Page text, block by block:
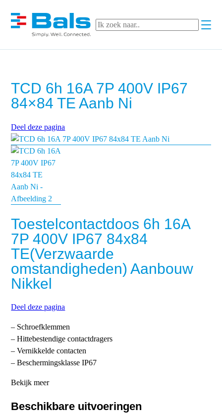
When
TCD 6h 16A 7P 400V IP67
84×84 TE Aanb Ni
Deel deze pagina
Toestelcontactdoos 6h 16A
7P 400V IP67 84x84
TE(Verzwaarde
omstandigheden) Aanbouw
Nikkel
Deel deze pagina
– Schroefklemmen
– Hittebestendige contactdragers
– Vernikkelde contacten
– Beschermingsklasse IP67
Bekijk meer
Beschikbare uitvoeringen